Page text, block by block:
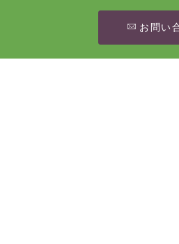
お問い